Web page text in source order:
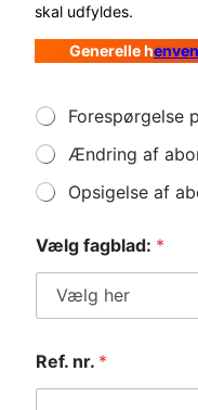
skal udfyldes.
Generelle h
M
l
i
l
e
C
o
c
Forespørgelse
Ændring af
Opsigelse af
Vælg fagblad: *
Ref. nr. *